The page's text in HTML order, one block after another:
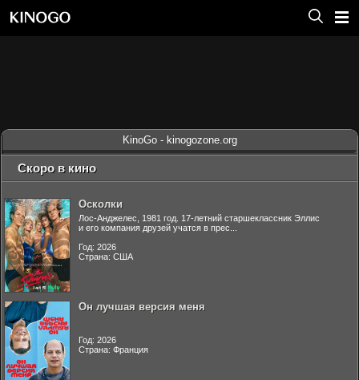
KinoGo - kinogozone.org
Скоро в кино
Осколки
Лос-Анджелес, 1981 год. 17-летний старшеклассник Эллис
и его компания друзей учатся в прес...
Год: 2026
Страна: США
Он лучшая версия меня
Год: 2026
Страна: Франция